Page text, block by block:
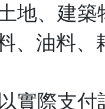
地、建築
、油料、
實際支付